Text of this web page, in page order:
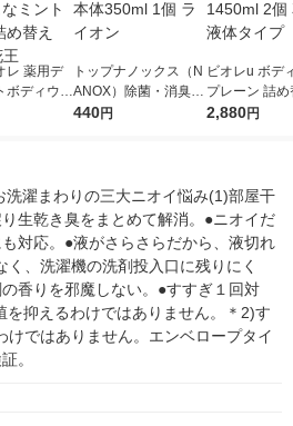
レ 薬用デ
ボディウォ
ッシュな
トップナノックス（N
ANOX）除菌・消臭ス
プレー 本体350ml 1個
440円
ビオレu ボデ
プレーン 詰
大1450ml 2個
2,880円
濯まわりの三大ニオイ悩み(1)部屋干
生乾き臭をまとめて解消。●ニオイだ
対応。●液がさらさらだから、液切れ
、洗濯機の洗剤投入口に残りにく
香りを邪魔しない。●すすぎ１回対
を抑えるわけではありません。＊2)す
けではありません。エンベロープタイ
。